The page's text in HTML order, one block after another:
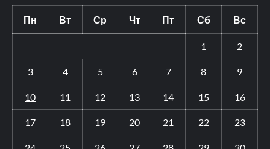
Пн Вт Ср Чт Пт Сб Вс
1 2
3 4 5 6 7 8 9
10 11 12 13 14 15 16
17 18 19 20 21 22 23